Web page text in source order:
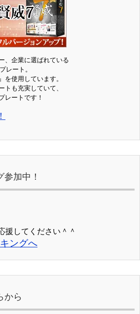
、企業に選ばれている
レート。
を使用しています。
トも充実していて、
レートです！
加中！
援してください＾＾
ングへ
から